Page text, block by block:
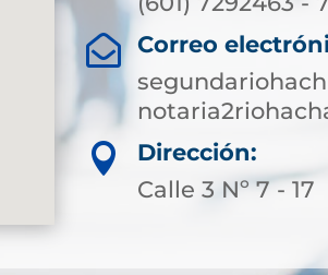

Correo

Dirección:
Calle 3 Nº 7 - 17